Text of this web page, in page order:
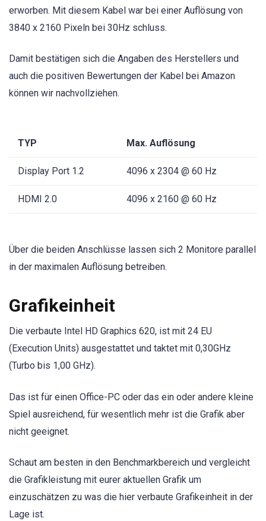
erworben. Mit diesem Kabel war bei einer Auflösung von
3840 x 2160 Pixeln bei 30Hz schluss.
Damit bestätigen sich die Angaben des Herstellers und
auch die positiven Bewertungen der Kabel bei Amazon
können wir nachvollziehen.
TYP Max. Auflösung
Display Port 1.2 4096 x 2304 @ 60 Hz
HDMI 2.0 4096 x 2160 @ 60 Hz
Über die beiden Anschlüsse lassen sich 2 Monitore parallel
in der maximalen Auflösung betreiben.
Grafikeinheit
Die verbaute Intel HD Graphics 620, ist mit 24 EU
(Execution Units) ausgestattet und taktet mit 0,30GHz
(Turbo bis 1,00 GHz).
Das ist für einen Office-PC oder das ein oder andere kleine
Spiel ausreichend, für wesentlich mehr ist die Grafik aber
nicht geeignet.
Schaut am besten in den Benchmarkbereich und vergleicht
die Grafikleistung mit eurer aktuellen Grafik um
einzuschätzen zu was die hier verbaute Grafikeinheit in der
Lage ist.